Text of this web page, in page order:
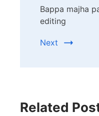
Bappa majha
editing
Next
Related